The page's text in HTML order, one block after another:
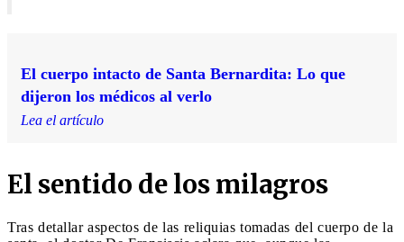
El cuerpo intacto de Santa Bernardita: Lo que
dijeron los médicos al verlo
Lea el artículo
El sentido de los milagros
Tras detallar aspectos de las reliquias tomadas del cuerpo de la